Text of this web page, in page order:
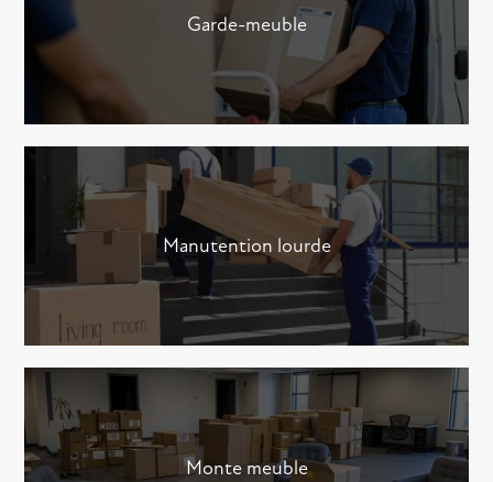
Garde-meuble
Manutention lourde
Monte meuble